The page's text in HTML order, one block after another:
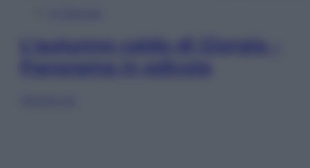
L’autunno caldo di Giorgia –